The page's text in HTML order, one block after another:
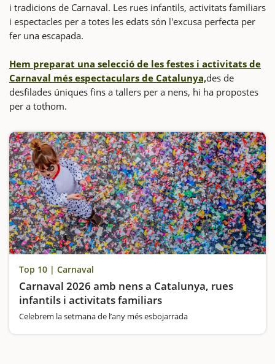
i tradicions de Carnaval. Les rues infantils, activitats familiars
i espectacles per a totes les edats són l'excusa perfecta per
fer una escapada.
Hem preparat una selecció de les festes i activitats de
Carnaval més espectaculars de Catalunya,des de
desfilades úniques fins a tallers per a nens, hi ha propostes
per a tothom.
Top 10 | Carnaval
Carnaval 2026 amb nens a Catalunya, rues
infantils i activitats familiars
Celebrem la setmana de l’any més esbojarrada